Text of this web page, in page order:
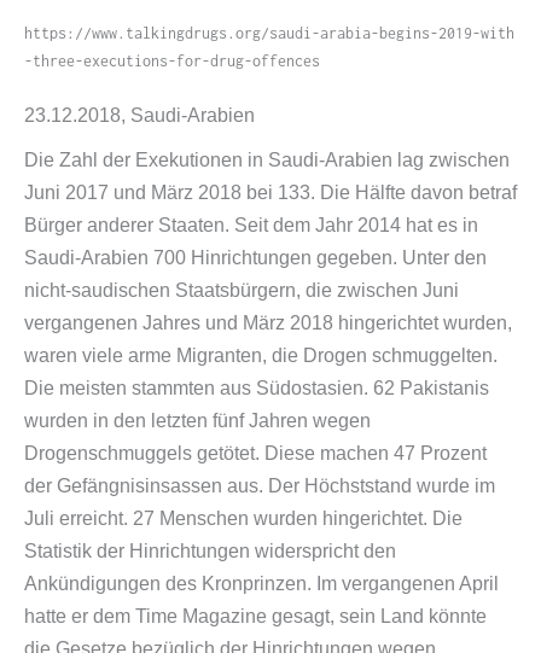
https://​www​.talkingdrugs​.org/​s​a​u​d​i​-​a​r​a​b​i​a​-​b​e​g​i​n​s​-​2​0​1​9​-​w​i​t​h​
-​t​h​r​e​e​-​e​x​e​c​u​t​i​o​n​s​-​f​o​r​-​d​r​u​g​-​o​f​f​e​n​ces
23.12.2018, Saudi-​Arabien
Die Zahl der Exekutionen in Saudi-​Arabien lag zwischen
Juni 2017 und März 2018 bei 133. Die Hälfte davon betraf
Bürger anderer Staaten. Seit dem Jahr 2014 hat es in
Saudi-​Arabien 700 Hinrichtungen gegeben. Unter den
nicht-​saudischen Staatsbürgern, die zwischen Juni
vergangenen Jahres und März 2018 hingerichtet wurden,
waren viele arme Migranten, die Drogen schmuggelten.
Die meisten stammten aus Südostasien. 62 Pakistanis
wurden in den letzten fünf Jahren wegen
Drogenschmuggels getötet. Diese machen 47 Prozent
der Gefängnisinsassen aus. Der Höchststand wurde im
Juli erreicht. 27 Menschen wurden hingerichtet. Die
Statistik der Hinrichtungen widerspricht den
Ankündigungen des Kronprinzen. Im vergangenen April
hatte er dem Time Magazine gesagt, sein Land könnte
die Gesetze bezüglich der Hinrichtungen wegen